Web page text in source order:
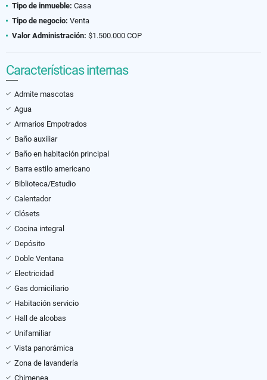
Tipo de inmueble: Casa
Tipo de negocio: Venta
Valor Administración: $1.500.000 COP
Características internas
Admite mascotas
Agua
Armarios Empotrados
Baño auxiliar
Baño en habitación principal
Barra estilo americano
Biblioteca/Estudio
Calentador
Clósets
Cocina integral
Depósito
Doble Ventana
Electricidad
Gas domiciliario
Habitación servicio
Hall de alcobas
Unifamiliar
Vista panorámica
Zona de lavandería
Chimenea